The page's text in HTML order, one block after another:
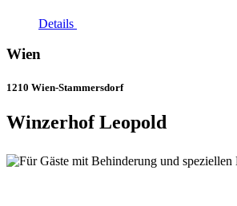
Details
Wien
1210 Wien-Stammersdorf
Winzerhof Leopold